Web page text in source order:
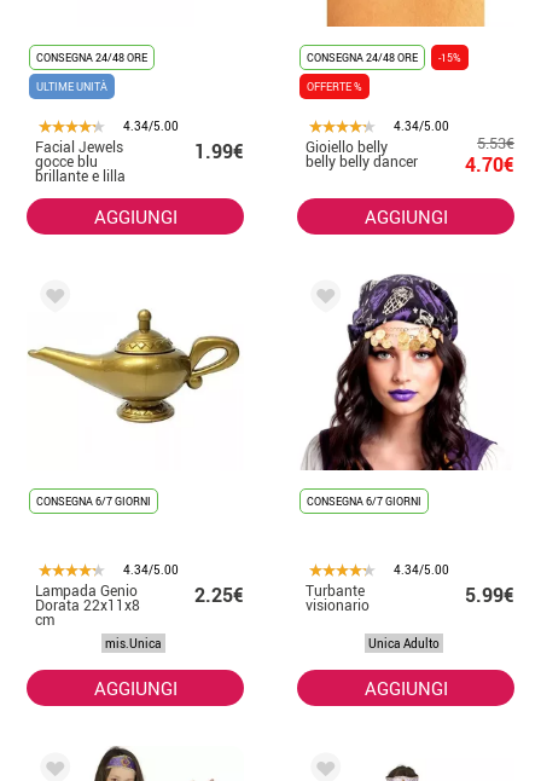
CONSEGNA 24/48 ORE
ULTIME UNITÀ
4.34/5.00
Facial Jewels
gocce blu
brillante e lilla
1.99€
AGGIUNGI
CONSEGNA 24/48 ORE
-15%
OFFERTE %
4.34/5.00
Gioiello belly
belly belly dancer
5.53€
4.70€
AGGIUNGI
CONSEGNA 6/7 GIORNI
4.34/5.00
Lampada Genio
Dorata 22x11x8
cm
2.25€
mis.Unica
AGGIUNGI
CONSEGNA 6/7 GIORNI
4.34/5.00
Turbante
visionario 5.99€
Unica Adulto
AGGIUNGI